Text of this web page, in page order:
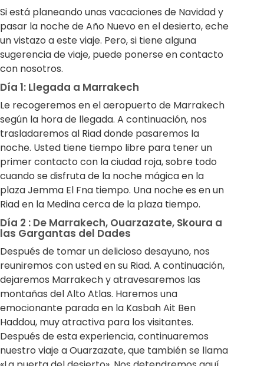
Si está planeando unas vacaciones de Navidad y
pasar la noche de Año Nuevo en el desierto, eche
un vistazo a este viaje. Pero, si tiene alguna
sugerencia de viaje, puede ponerse en contacto
con nosotros.
Día 1: Llegada a Marrakech
Le recogeremos en el aeropuerto de Marrakech
según la hora de llegada. A continuación, nos
trasladaremos al Riad donde pasaremos la
noche. Usted tiene tiempo libre para tener un
primer contacto con la ciudad roja, sobre todo
cuando se disfruta de la noche mágica en la
plaza Jemma El Fna tiempo. Una noche es en un
Riad en la Medina cerca de la plaza tiempo.
Día 2 : De Marrakech, Ouarzazate, Skoura a
las Gargantas del Dades
Después de tomar un delicioso desayuno, nos
reuniremos con usted en su Riad. A continuación,
dejaremos Marrakech y atravesaremos las
montañas del Alto Atlas. Haremos una
emocionante parada en la Kasbah Ait Ben
Haddou, muy atractiva para los visitantes.
Después de esta experiencia, continuaremos
nuestro viaje a Ouarzazate, que también se llama